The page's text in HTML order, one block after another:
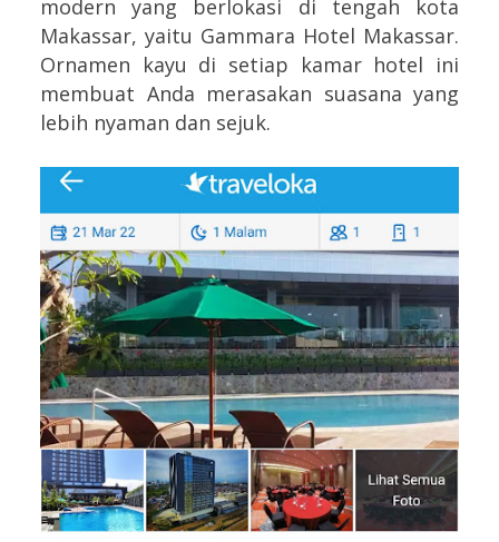
modern yang berlokasi di tengah kota
Makassar, yaitu Gammara Hotel Makassar.
Ornamen kayu di setiap kamar hotel ini
membuat Anda merasakan suasana yang
lebih nyaman dan sejuk.